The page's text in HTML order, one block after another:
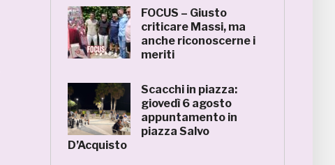
FOCUS – Giusto
criticare Massi, ma
anche riconoscerne i
meriti
Scacchi in piazza:
giovedì 6 agosto
appuntamento in
piazza Salvo
D’Acquisto